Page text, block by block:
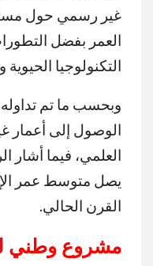
غير رسمي حول
العمر بفضل
التكنولوجيا الحيوية
وبحسب ما تم
الوصول إلى أعمار
العلمي، فيما أشار
القرن الحالي.
مشروع وطني